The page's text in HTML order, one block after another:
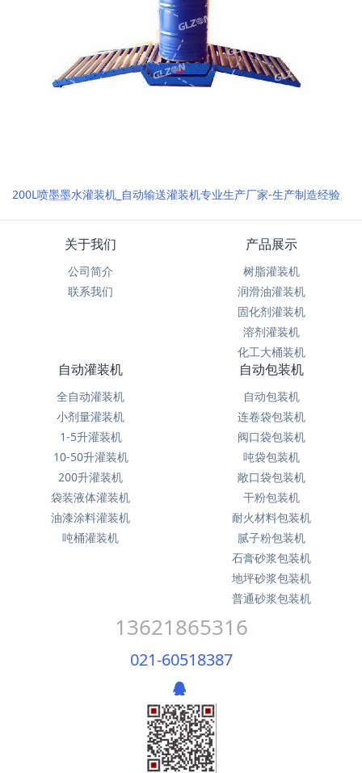
200L喷墨墨水灌装机_自动输送灌装机专业生产厂家-生产制造经验
关于我们
公司简介
联系我们
产品展示
树脂灌装机
润滑油灌装机
固化剂灌装机
溶剂灌装机
化工大桶装机
自动灌装机
全自动灌装机
小剂量灌装机
1-5升灌装机
10-50升灌装机
200升灌装机
袋装液体灌装机
油漆涂料灌装机
吨桶灌装机
自动包装机
自动包装机
连卷袋包装机
阀口袋包装机
吨袋包装机
敞口袋包装机
干粉包装机
耐火材料包装机
腻子粉包装机
石膏砂浆包装机
地坪砂浆包装机
普通砂浆包装机
13621865316
021-60518387